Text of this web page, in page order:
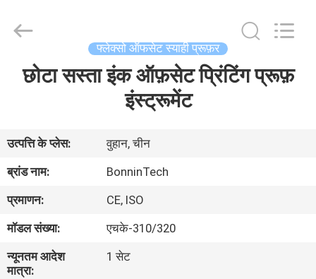
वीडियो
हमारे
बारे
में
Bonnin
Technology
by
ECER
फ्लेक्सो ऑफसेट स्याही प्रूफ़र
छोटा सस्ता इंक ऑफ़सेट प्रिंटिंग प्रूफ़
इंस्ट्रूमेंट
उत्पत्ति के प्लेस:
वुहान, चीन
ब्रांड नाम:
BonninTech
प्रमाणन:
CE, ISO
मॉडल संख्या:
एचके-310/320
न्यूनतम आदेश
मात्रा:
1 सेट